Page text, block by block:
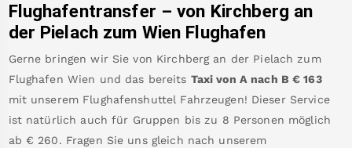
Flughafentransfer – von Kirchberg an
der Pielach zum Wien Flughafen
Gerne bringen wir Sie von Kirchberg an der Pielach zum
Flughafen Wien und das bereits Taxi von A nach B €163
mit unserem Flughafenshuttel Fahrzeugen! Dieser Service
ist natürlich auch für Gruppen bis zu 8 Personen möglich
ab € 260. Fragen Sie uns gleich nach unserem